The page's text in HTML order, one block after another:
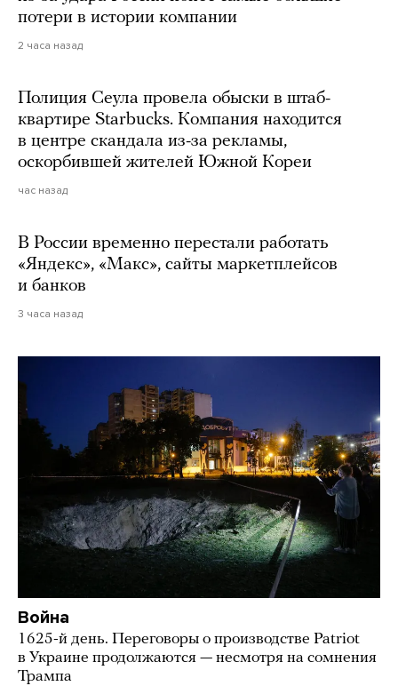
потери в истории компании
2 часа назад
Полиция Сеула провела обыски в штаб-
квартире Starbucks. Компания находится
в центре скандала из-за рекламы,
оскорбившей жителей Южной Кореи
час назад
В России временно перестали работать
«Яндекс», «Макс», сайты маркетплейсов
и банков
3 часа назад
Война
1625-й день. Переговоры о производстве Patriot
в Украине продолжаются — несмотря на сомнения
Трампа